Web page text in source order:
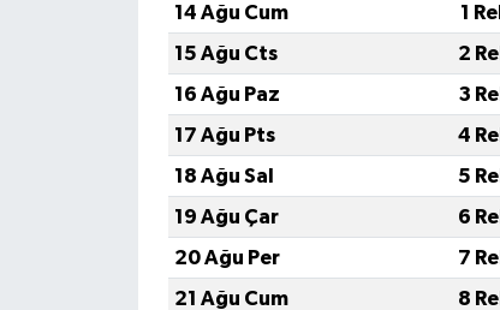
14 Ağu Cum
1
15 Ağu Cts
2
16 Ağu Paz
3
17 Ağu Pts
4
18 Ağu Sal
5
19 Ağu Çar
6
20 Ağu Per
7
21 Ağu Cum
8